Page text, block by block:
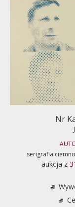
Nr
serigrafia
aukcja z